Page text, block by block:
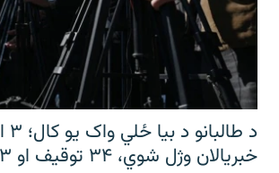
د
خبریالان وژل شوي، ۳۴ توقیف او ۱۳ وهل شوي